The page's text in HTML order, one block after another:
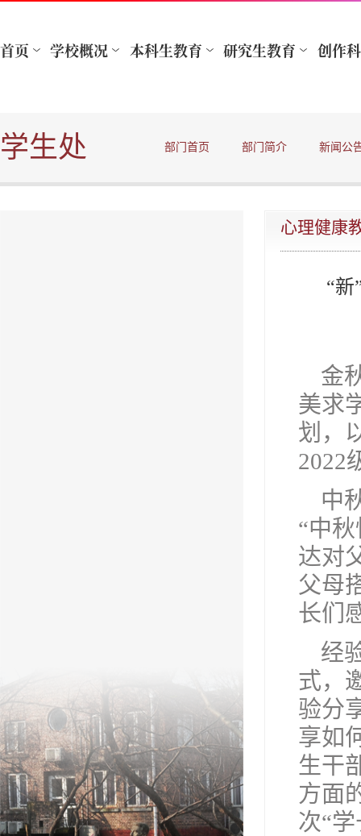
学生处 部门首页 部门简介 新闻公
心理健康
“
金
美求
划，
2022
中
“中
达对
父母
长们
经
式，
验分
享如
生干
方面
次“